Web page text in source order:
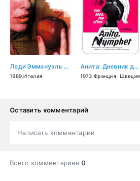
Леди Эммануэль (1989)
1989 ,Италия
Анита: Дневник девушки-подростка (1973)
1973 ,Франция Швеция
Оставить комментарий
Написать комментарий
Всего комментариев0